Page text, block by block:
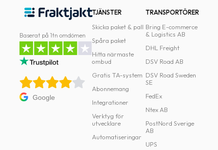
Baserat på 1tn omdömen
Google
TJÄNSTER
Skicka paket & pall
Spåra paket
Hitta närmaste
ombud
Gratis TA-system
Abonnemang
Integrationer
Verktyg för
utvecklare
Automatiseringar
TRANSPORTÖRER
Bring E-commerce
& Logistics AB
DHL Freight
DSV Road AB
DSV Road Sweden
SE
FedEx
Ntex AB
PostNord Sverige
AB
UPS